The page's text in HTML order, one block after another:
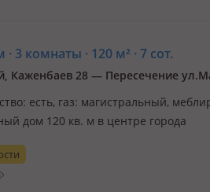
3 комнаты · 120 м² · 7 сот.
есть, газ: магистральный,
дом 120 кв. м в центре города